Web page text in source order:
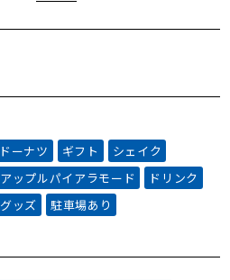
ドーナツ ギフト
シェイク
アップルパイアラモード
ドリンク
グッズ
駐車場あり